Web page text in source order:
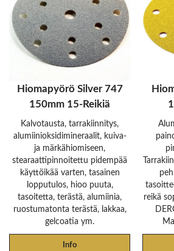
Hiomapyörö Silver 747
150mm 15-Reikiä
Kalvotausta, tarrakiinnitys,
alumiinioksidimineraalit, kuiva-
ja märkähiomiseen,
stearaattipinnoitettu pidempää
käyttöikää varten, tasainen
lopputulos, hioo puuta,
tasoitetta, terästä, alumiinia,
ruostumatonta terästä, lakkaa,
gelcoatia ym.
Info
reikä